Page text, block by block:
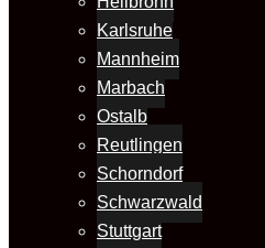
Karlsruhe
Mannheim
Marbach
Ostalb
Reutlingen
Schorndorf
Schwarzwald
Stuttgart